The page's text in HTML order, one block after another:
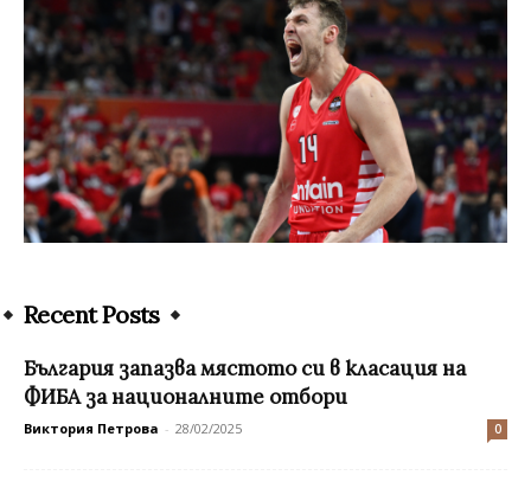
Recent Posts
България запазва мястото си в класация на
ФИБА за националните отбори
Виктория Петрова - 28/02/2025 0